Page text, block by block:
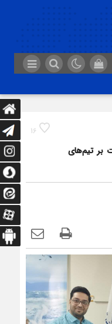
16
بر تیم‌های